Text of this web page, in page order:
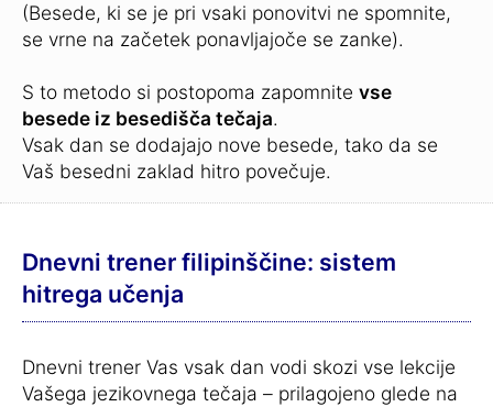
(Besede, ki se je pri vsaki ponovitvi ne spomnite,
se vrne na začetek ponavljajoče se zanke).
S to metodo si postopoma zapomnite vse
besede iz besedišča tečaja.
Vsak dan se dodajajo nove besede, tako da se
Vaš besedni zaklad hitro povečuje.
Dnevni trener filipinščine: sistem
hitrega učenja
Dnevni trener Vas vsak dan vodi skozi vse lekcije
Vašega jezikovnega tečaja – prilagojeno glede na